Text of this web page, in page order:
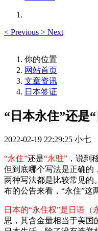
< Previous > Next
你的位置
网站首页
文章资讯
日本签证
“日本永住”还是
2022-02-19 22:29:25 小七
“永住”还是“永驻” ，说到
但到底哪个写法是正确的
两种写法都是比较常见的
布的公告来看，“永住”这
日本的“永住权”是日语（
思，其含金量相当于美国